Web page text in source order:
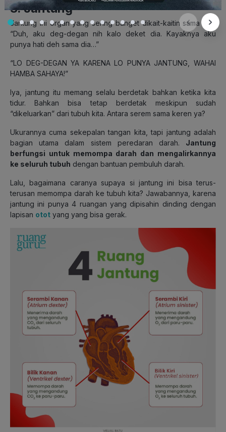
3. Jantung
Jantung ini organ yang sering banget dikait-kaitin sama hati.
“Duh, aku deg-degan nih kalo deket dia. Kayaknya aku
punya hati deh sama dia…”
“LO DEG-DEGAN YA KARENA LO PUNYA JANTUNG, WAHAI
HAMBA SAHAYA!”
Iya, jantung itu memang selalu berdetak bahkan ketika kita
tidur. Bahkan bisa tetap berdetak meskipun sudah
“dikeluarkan” dari tubuh kita. Antara serem sama keren ya?
Ukurannya cuma sekepalan tangan kita, tapi jantung adalah
bagian utama dalam sistem peredaran darah. Jantung
berfungsi untuk memompa darah dan mengalirkannya
ke seluruh tubuh dengan bantuan pembuluh darah.
Lalu, bagaimana caranya supaya si jantung ini bisa terus-
terusan memompa darah ke tubuh kita? Jawabannya, karena
jantung ini punya 4 ruangan yang dipisahin dinding dengan
lapisan otot yang yang bisa gerak.